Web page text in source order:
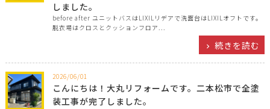
しました。
before after ユニットバスはLIXILリデアで洗面台はLIXILオフトです。
脱衣場はクロスとクッションフロア...
続きを読む
2026/06/01
こんにちは！大丸リフォームです。二本松市で全塗
装工事が完了しました。